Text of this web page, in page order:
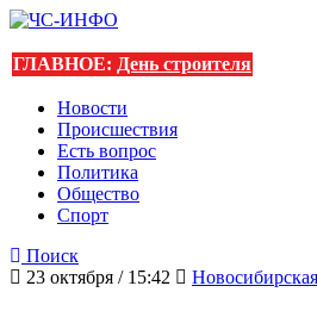
ГЛАВНОЕ: День строителя
Новости
Происшествия
Есть вопрос
Политика
Общество
Спорт
Поиск
23 октября / 15:42